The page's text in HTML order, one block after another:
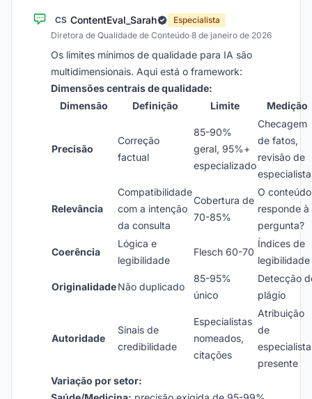
CS ContentEval_Sarah
Especialista
Diretora de Qualidade de Conteúdo·8 de janeiro de 2026
Os limites mínimos de qualidade para IA são
multidimensionais. Aqui está o framework:
Dimensões centrais de qualidade:
Dimensão
Definição Limite Medição
Precisão
Correção
factual
85-90%
geral, 95%+
especializado
Checagem
de fatos,
revisão de
Relevância
Compatibilidade
com a intenção
da consulta
Cobertura de
70-85%
O conteúdo
responde à
pergunta?
Coerência
Lógica e
legibilidade
Flesch 60-70
Índices de
legibilidade
OriginalidadeNão duplicado
85-95%
único
Detecção
plágio
Autoridade
Sinais de
credibilidade
Especialistas
nomeados,
citações
Atribuição
de
especialista
presente
Variação por setor: